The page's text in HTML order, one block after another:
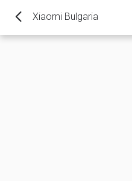
Xiaomi Bulgaria